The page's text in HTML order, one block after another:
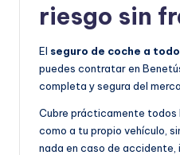
riesgo sin
El seguro de coche a
puedes contratar en
completa y segura del
Cubre prácticamente
como a tu propio vehículo,
nada en caso de accidente,